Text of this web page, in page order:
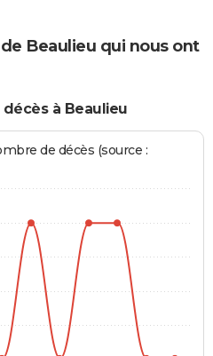
Beaulieu qui nous ont
à Beaulieu
de décès (source :